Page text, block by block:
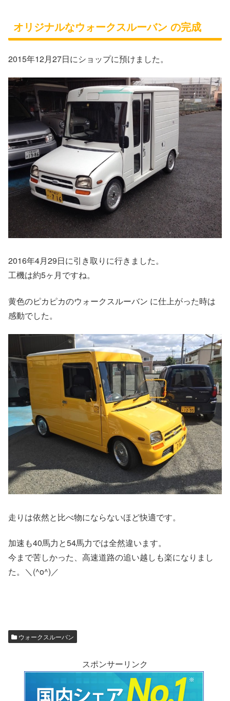
オリジナルなウォークスルーバン の完成
2015年12月27日にショップに預けました。
2016年4月29日に引き取りに行きました。
工機は約5ヶ月ですね。
黄色のピカピカのウォークスルーバン に仕上がった時は
感動でした。
走りは依然と比べ物にならないほど快適です。
加速も40馬力と54馬力では全然違います。
今まで苦しかった、高速道路の追い越しも楽になりまし
た。＼(^o^)／
ウォークスルーバン
スポンサーリンク